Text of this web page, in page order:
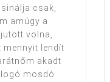
csak,
amúgy a
volna,
mennyit lendít
akadt
mosdó